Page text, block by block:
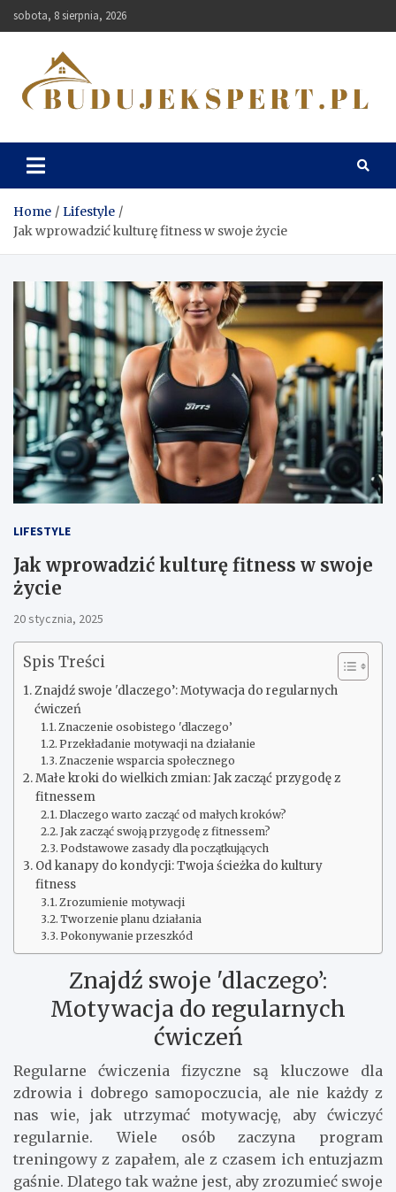
Skip
to
sobota, 8 sierpnia, 2026
Budujekspert
Home
Lifestyle
Jak wprowadzić kulturę fitness w swoje życie
LIFESTYLE
Jak wprowadzić kulturę fitness w swoje
życie
20 stycznia, 2025
Spis Treści
Znajdź swoje 'dlaczego’: Motywacja do regularnych
ćwiczeń
Znaczenie osobistego 'dlaczego’
Przekładanie motywacji na działanie
Znaczenie wsparcia społecznego
Małe kroki do wielkich zmian: Jak zacząć przygodę z
fitnessem
Dlaczego warto zacząć od małych kroków?
Jak zacząć swoją przygodę z fitnessem?
Podstawowe zasady dla początkujących
Od kanapy do kondycji: Twoja ścieżka do kultury
fitness
Zrozumienie motywacji
Tworzenie planu działania
Pokonywanie przeszkód
Znajdź swoje 'dlaczego’:
Motywacja do regularnych
ćwiczeń
Regularne ćwiczenia fizyczne są kluczowe dla
zdrowia i dobrego samopoczucia, ale nie każdy z
nas wie, jak utrzymać motywację, aby ćwiczyć
regularnie. Wiele osób zaczyna program
treningowy z zapałem, ale z czasem ich entuzjazm
gaśnie. Dlatego tak ważne jest, aby zrozumieć swoje